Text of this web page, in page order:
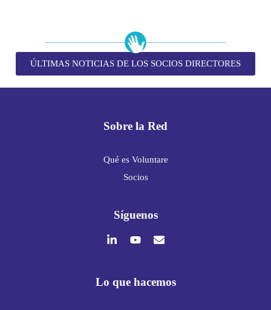
ÚLTIMAS NOTICIAS DE LOS SOCIOS DIRECTORES
Sobre la Red
Qué es Voluntare
Socios
Síguenos
Lo que hacemos